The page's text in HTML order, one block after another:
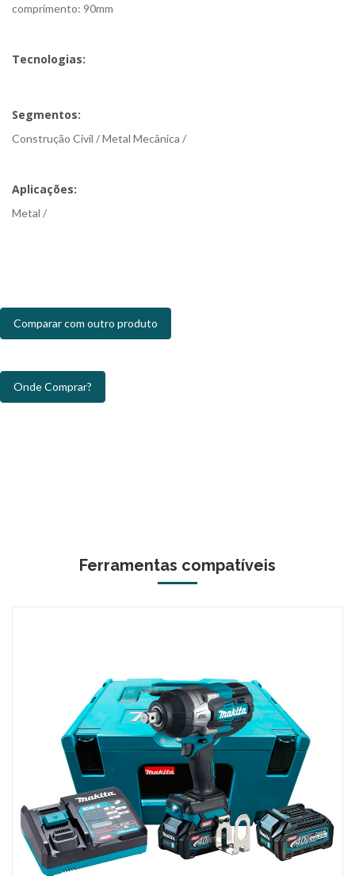
comprimento: 90mm
Tecnologias:
Segmentos:
Construção Civil / Metal Mecânica /
Aplicações:
Metal /
Comparar com outro produto
Onde Comprar?
Ferramentas compatíveis